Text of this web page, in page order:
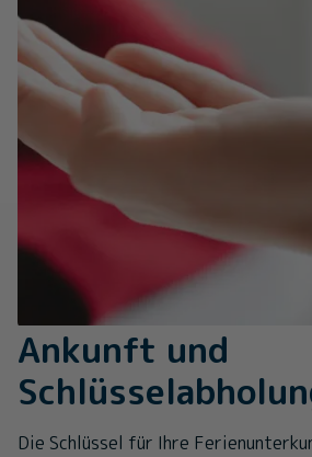
Ankunft und
Die Schlüssel für Ihre